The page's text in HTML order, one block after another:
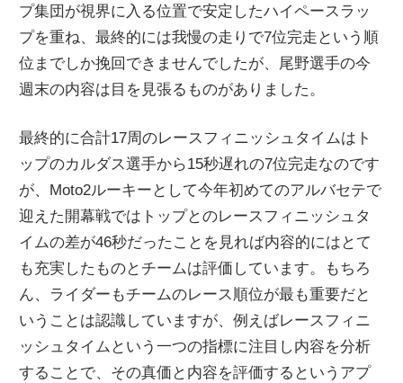
プ集団が視界に入る位置で安定したハイペースラッ
プを重ね、最終的には我慢の走りで7位完走という順
位までしか挽回できませんでしたが、尾野選手の今
週末の内容は目を見張るものがありました。
最終的に合計17周のレースフィニッシュタイムはト
ップのカルダス選手から15秒遅れの7位完走なのです
が、Moto2ルーキーとして今年初めてのアルバセテで
迎えた開幕戦ではトップとのレースフィニッシュタ
イムの差が46秒だったことを見れば内容的にはとて
も充実したものとチームは評価しています。もちろ
ん、ライダーもチームのレース順位が最も重要だと
いうことは認識していますが、例えばレースフィニ
ッシュタイムという一つの指標に注目し内容を分析
することで、その真価と内容を評価するというアプ